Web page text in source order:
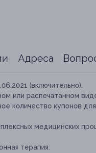
Адреса
(включительно).
или распечатанном
количество купонов
медицинских
терапия: